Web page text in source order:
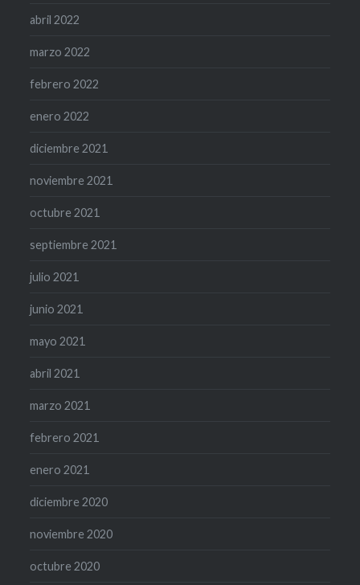
abril 2022
marzo 2022
febrero 2022
enero 2022
diciembre 2021
noviembre 2021
octubre 2021
septiembre 2021
julio 2021
junio 2021
mayo 2021
abril 2021
marzo 2021
febrero 2021
enero 2021
diciembre 2020
noviembre 2020
octubre 2020